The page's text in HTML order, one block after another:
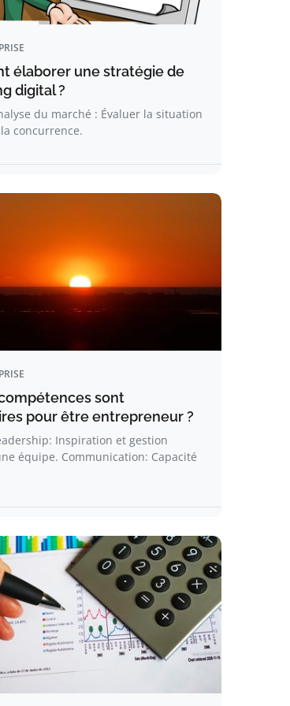
élaborer une stratégie de
digital ?
du marché : Évaluer la situation
concurrence.
sont
pour être entrepreneur ?
Inspiration et gestion
équipe. Communication: Capacité